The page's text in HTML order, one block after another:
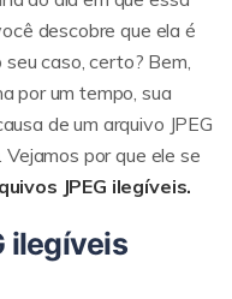
descobre que ela é
caso, certo? Bem,
por um tempo, sua
de um arquivo JPEG
por que ele se
JPEG ilegíveis.
ilegíveis